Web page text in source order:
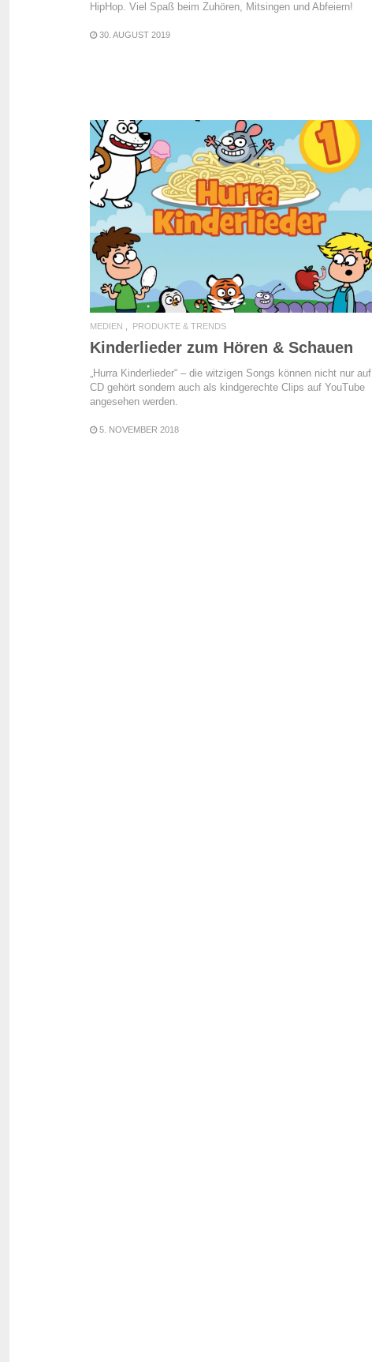
HipHop. Viel Spaß beim Zuhören, Mitsingen und Abfeiern!
30. AUGUST 2019
READ MORE
MEDIEN PRODUKTE & TRENDS
Kinderlieder zum Hören & Schauen
„Hurra Kinderlieder“ – die witzigen Songs können nicht nur auf
CD gehört sondern auch als kindgerechte Clips auf YouTube
angesehen werden.
5. NOVEMBER 2018